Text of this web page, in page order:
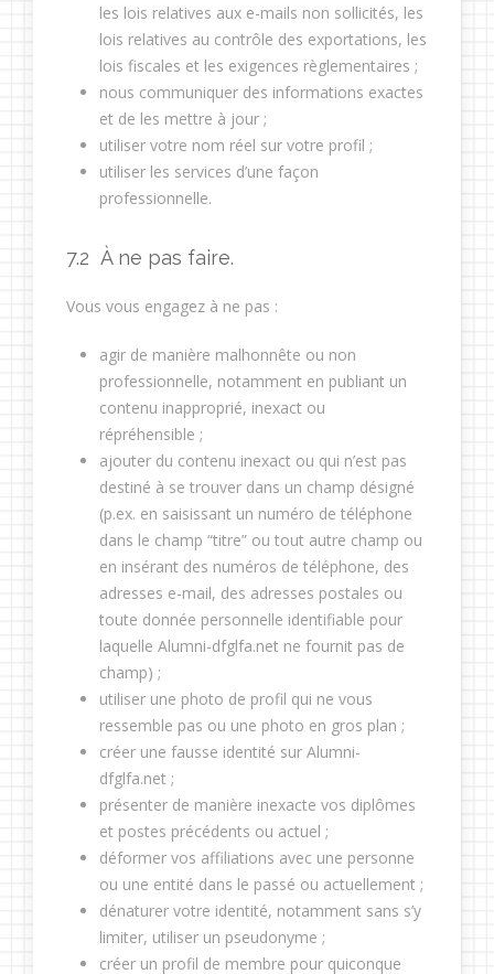
les lois relatives aux e-mails non sollicités, les
lois relatives au contrôle des exportations, les
lois fiscales et les exigences règlementaires ;
nous communiquer des informations exactes
et de les mettre à jour ;
utiliser votre nom réel sur votre profil ;
utiliser les services d’une façon
professionnelle.
7.2 À ne pas faire.
Vous vous engagez à ne pas :
agir de manière malhonnête ou non
professionnelle, notamment en publiant un
contenu inapproprié, inexact ou
répréhensible ;
ajouter du contenu inexact ou qui n’est pas
destiné à se trouver dans un champ désigné
(p.ex. en saisissant un numéro de téléphone
dans le champ “titre” ou tout autre champ ou
en insérant des numéros de téléphone, des
adresses e-mail, des adresses postales ou
toute donnée personnelle identifiable pour
laquelle Alumni-dfglfa.net ne fournit pas de
champ) ;
utiliser une photo de profil qui ne vous
ressemble pas ou une photo en gros plan ;
créer une fausse identité sur Alumni-
dfglfa.net ;
présenter de manière inexacte vos diplômes
et postes précédents ou actuel ;
déformer vos affiliations avec une personne
ou une entité dans le passé ou actuellement ;
dénaturer votre identité, notamment sans s’y
limiter, utiliser un pseudonyme ;
créer un profil de membre pour quiconque